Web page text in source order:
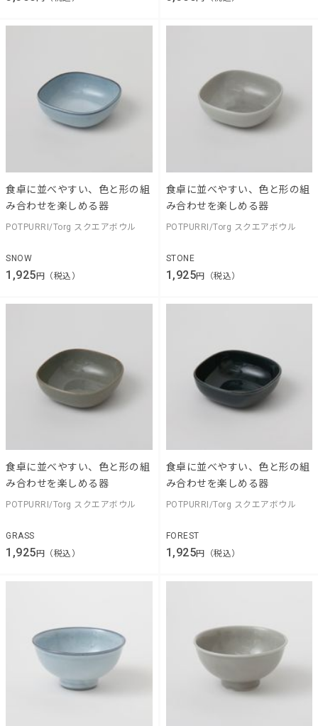
食卓に並べやすい、色と形の組
み合わせを楽しめる器
POTPURRI/Torg スクエアボウル
SNOW
1,925円（税込）
食卓に並べやすい、色と形の組
み合わせを楽しめる器
POTPURRI/Torg スクエアボウル
STONE
1,925円（税込）
食卓に並べやすい、色と形の組
み合わせを楽しめる器
POTPURRI/Torg スクエアボウル
GRASS
1,925 円（税込）
食卓に並べやすい、色と形の組
み合わせを楽しめる器
POTPURRI/Torg スクエアボウル
FOREST
1,925円（税込）